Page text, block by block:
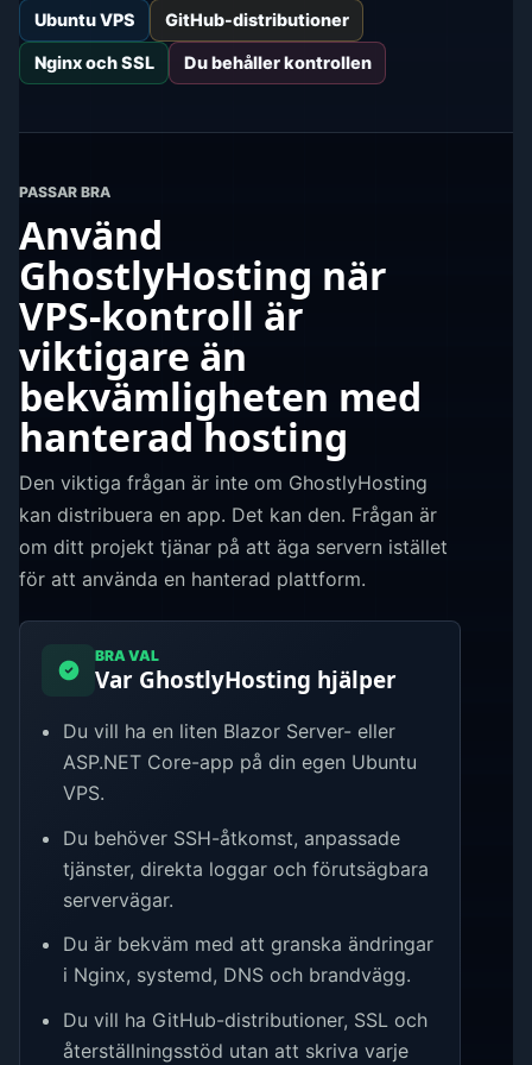
Ubuntu VPS GitHub-distributioner
Nginx och SSL Du behåller kontrollen
PASSAR BRA
Använd
GhostlyHosting när
VPS-kontroll är
viktigare än
bekvämligheten med
hanterad hosting
Den viktiga frågan är inte om GhostlyHosting
kan distribuera en app. Det kan den. Frågan är
om ditt projekt tjänar på att äga servern istället
för att använda en hanterad plattform.
BRA VAL
Var GhostlyHosting hjälper
Du vill ha en liten Blazor Server- eller
ASP.NET Core-app på din egen Ubuntu
VPS.
Du behöver SSH-åtkomst, anpassade
tjänster, direkta loggar och förutsägbara
servervägar.
Du är bekväm med att granska ändringar
i Nginx, systemd, DNS och brandvägg.
Du vill ha GitHub-distributioner, SSL och
återställningsstöd utan att skriva varje